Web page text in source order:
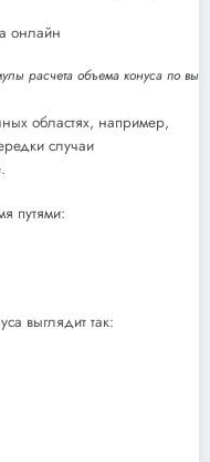
расчета объема конуса по
областях, например,
случаи
путями:
выглядит так: